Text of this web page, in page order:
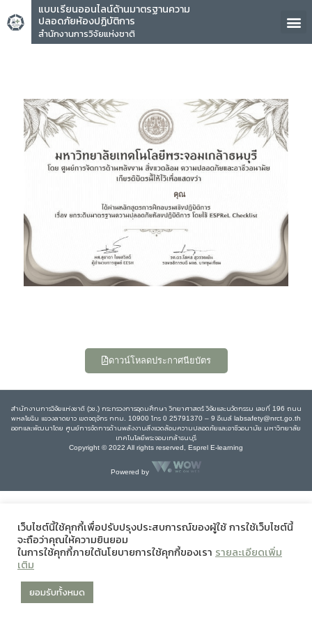
แบบเรียนออนไลน์ด้านมาตรฐานความ
ปลอดภัยห้องปฏิบัติการ
สำนักงานการวิจัยแห่งชาติ
คุณ
ดาวน์โหลดประกาศนียบัตร
สำนักงานการวิจัยแห่งชาติ (วช.) กระทรวงการอุดมศึกษา วิทยาศาสตร์ วิจัยและนวัตกรรม เลขที่ 196 ถนน
พหลโยธิน แขวงลาดยาว เขตจตุจักร กทม. 10900 โทร 0 25791370 – 9 อีเมล์ labsafety@nrct.go.th
ออกและพัฒนาโดย ศูนย์การจัดการด้านพลังงานสิ่งแวดล้อมความปลอดภัยและอาชีวอนามัย มหาวิทยาลัย
เทคโนโลยีพระจอมเกล้าธนบุรี
Copyright © 2022 All rights reserved, Esprel E-learning
Powered by
เว็บไซต์นี้ใช้คุกกี้เพื่อปรับปรุงประสบการณ์ของผู้ใช้ การใช้เว็บไซต์นี้
จะถือว่าคุณให้ความยินยอม
ในการใช้คุกกี้ภายใต้นโยบายการใช้คุกกี้ของเรา รายละเอียดเพิ่ม
เติม
ยอมรับทั้งหมด